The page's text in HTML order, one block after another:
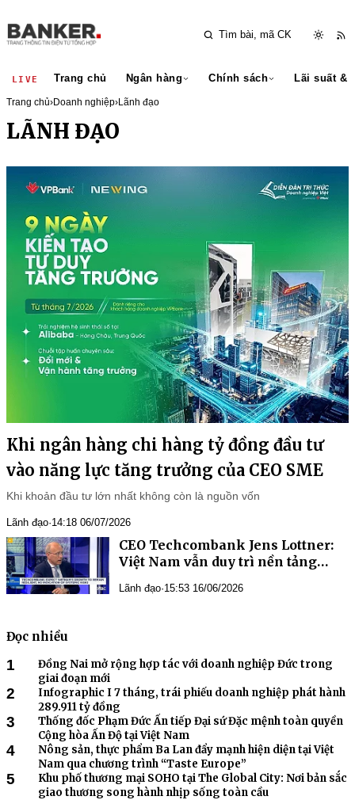
LIVE Trang chủ Ngân hàng Chính sách Lãi suất &
Trang chủ›Doanh nghiệp›Lãnh đạo
LÃNH ĐẠO
Khi ngân hàng chi hàng tỷ đồng đầu tư
vào năng lực tăng trưởng của CEO SME
Khi khoản đầu tư lớn nhất không còn là nguồn vốn
Lãnh đạo·14:18 06/07/2026
CEO Techcombank Jens Lottner:
Việt Nam vẫn duy trì nền tảng
động toàn cầu
Lãnh đạo·15:53 16/06/2026
Đọc nhiều
1
Đồng Nai mở rộng hợp tác với doanh nghiệp Đức trong
giai đoạn mới
2
Infographic I 7 tháng, trái phiếu doanh nghiệp phát hành
289.911 tỷ đồng
3
Thống đốc Phạm Đức Ấn tiếp Đại sứ Đặc mệnh toàn quyền
Cộng hòa Ấn Độ tại Việt Nam
4
Nông sản, thực phẩm Ba Lan đẩy mạnh hiện diện tại Việt
Nam qua chương trình “Taste Europe”
5
Khu phố thương mại SOHO tại The Global City: Nơi bản sắc
giao thương song hành nhịp sống toàn cầu